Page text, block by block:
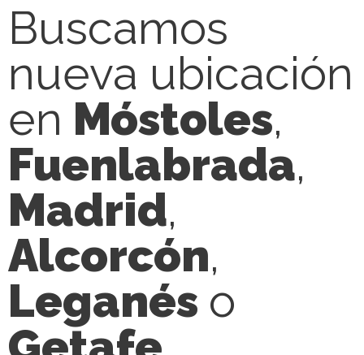
Buscamos
nueva ubicación
en Móstoles,
Fuenlabrada,
Madrid,
Alcorcón,
Leganés o